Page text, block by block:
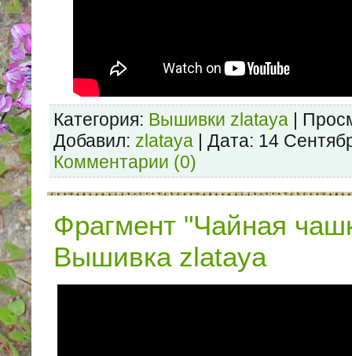
Категория: Вышивки zlataya |
Добавил: zlataya | Дата: 14
Комментарии (0)
Фрагмент "Чайная
Вышивка zlataya